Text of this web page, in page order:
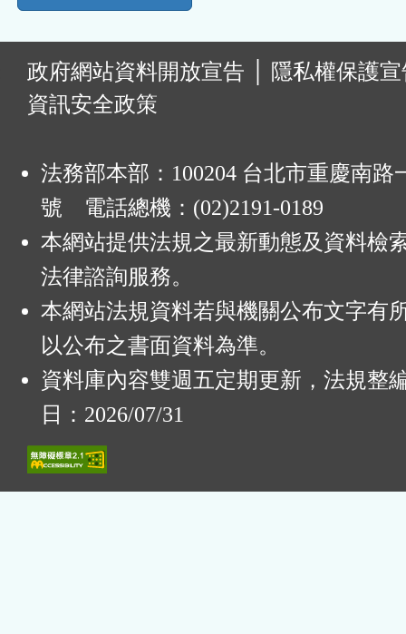
政府網站資料開放宣告
隱私權保護
資訊安全政策
法務部本部：100204 台北市重慶南路
號 電話總機：(02)2191-0189
本網站提供法規之最新動態及資料檢
法律諮詢服務。
本網站法規資料若與機關公布文字有
以公布之書面資料為準。
資料庫內容雙週五定期更新，法規整
日：2026/07/31